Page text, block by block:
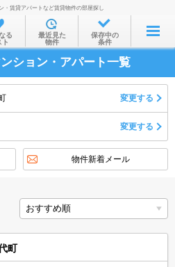
部屋を探す
沿線・駅から
住所から
物件特集から
不動産会社から
TOP
・賃貸アパートなど賃貸物件の部屋探し
る
ト
最近見た
物件
保存中の
条件
ション・アパート一覧
変更する
変更する
物件新着メール
町